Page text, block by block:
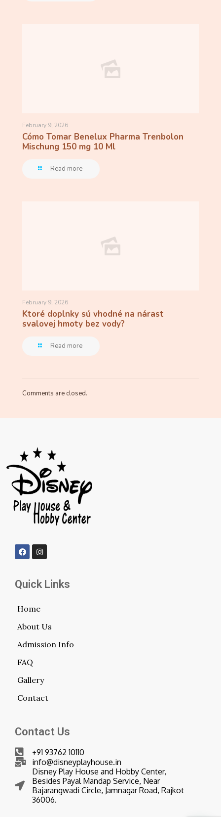
February 9, 2026
Cómo Tomar Benelux Pharma Trenbolon
Mischung 150 mg 10 Ml
Read more
February 9, 2026
Ktoré doplnky sú vhodné na nárast
svalovej hmoty bez vody?
Read more
Comments are closed.
Quick Links
Home
About Us
Admission Info
FAQ
Gallery
Contact
Contact Us
+91 93762 10110
info@disneyplayhouse.in
Disney Play House and Hobby Center,
Besides Payal Mandap Service, Near
Bajarangwadi Circle, Jamnagar Road, Rajkot
36006.